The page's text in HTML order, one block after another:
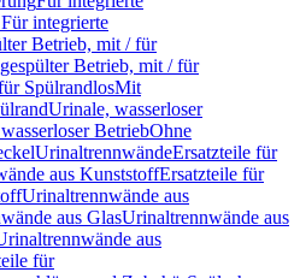
integrierte
Betrieb, mit / für
Betrieb, mit / für
SpülrandlosMit
Urinale, wasserloser
BetriebOhne
UrinaltrennwändeErsatzteile für
aus KunststoffErsatzteile für
Urinaltrennwände aus
aus GlasUrinaltrennwände aus
aus
für